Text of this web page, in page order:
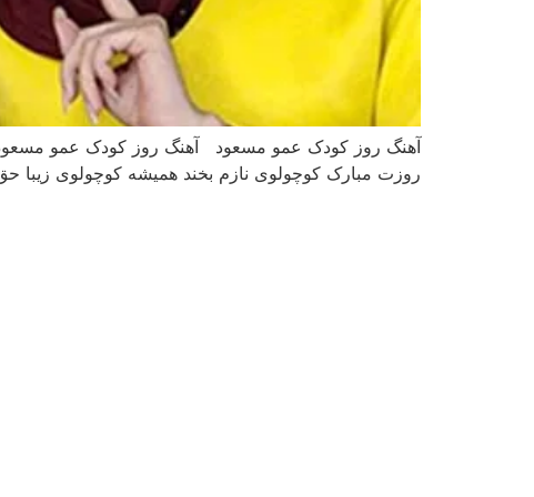
آهنگ روز کودک عمو مسعود آهنگ روز کودک عمو
روزت مبارک کوچولوی نازم بخند همیشه کوچولوی